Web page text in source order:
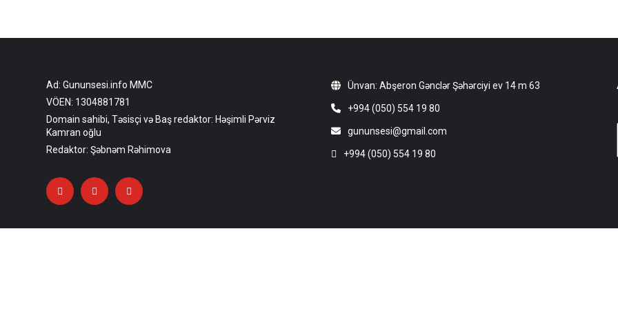
Ad: Gununsesi.info MMC
VÖEN: 1304881781
Domain sahibi, Təsisçi və Baş redaktor: Həşimli Pərviz
Kamran oğlu
Redaktor: Şəbnəm Rəhimova
Ünvan: Abşeron Gənclər Şəhərciyi ev 14 m 63
+994 (050) 554 19 80
gununsesi@gmail.com
+994 (050) 554 19 80